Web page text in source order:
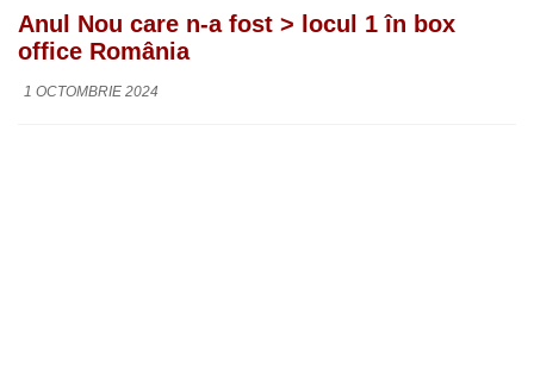
Anul Nou care n-a fost > locul 1 în box
office România
1 OCTOMBRIE 2024